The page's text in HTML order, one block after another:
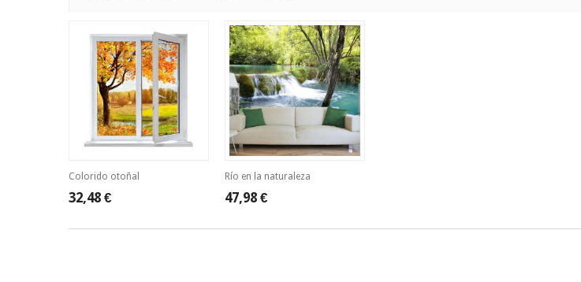
Colorido otoñal
32,48 €
Río en la naturaleza
47,98 €